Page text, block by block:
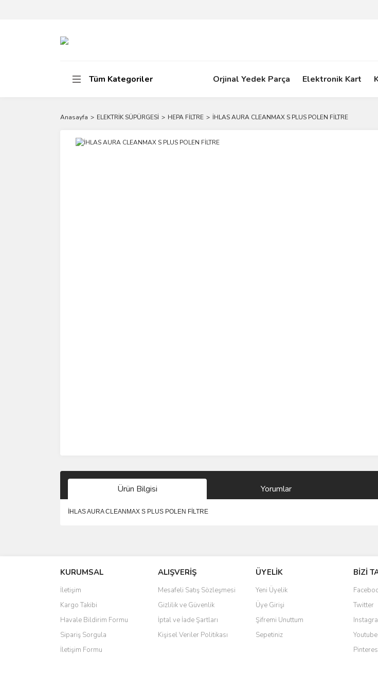
Tüm Kategoriler Orjinal Yedek Parça Elektronik Kart
Anasayfa ELEKTRİK SÜPÜRGESİ HEPA FİLTRE İHLAS AURA CLEANMAX S PLUS POLEN FİLTRE
Ürün Bilgisi Yorumlar
İHLAS AURA CLEANMAX S PLUS POLEN FİLTRE
Ürün resmi kalitesiz, bozuk veya görüntülenemiyor.
Ürün açıklamasında eksik bilgiler bulunuyor.
Ürün bilgilerinde hatalar bulunuyor.
Ürün fiyatı diğer sitelerden daha pahalı.
Bu ürüne benzer farklı alternatifler olmalı.
KURUMSAL
İletişim
Kargo Takibi
Havale Bildirim Formu
Sipariş Sorgula
İletişim Formu
ALIŞVERİŞ
Mesafeli Satış Sözleşmesi
Gizlilik ve Güvenlik
İptal ve İade Şartları
Kişisel Veriler Politikası
ÜYELİK
Yeni Üyelik
Üye Girişi
Şifremi Unuttum
Sepetiniz
BİZİ
Twitter
Youtube